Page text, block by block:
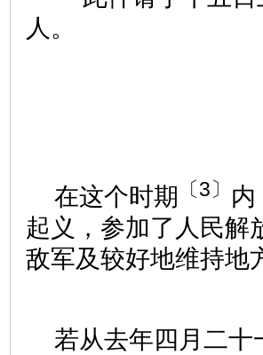
人。
在这个时期
〔3〕 内
起义，参加了人民解
敌军及较好地维持地
若从去年四月二十